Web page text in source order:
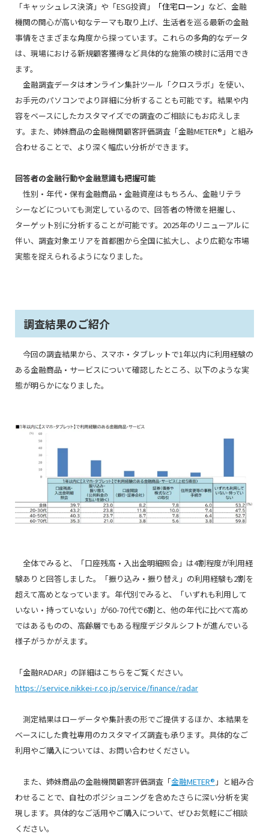
「キャッシュレス決済」や「ESG投資」
「住宅ローン」 など、金融
機関の関心が高い旬なテーマも取り上げ、生活者を巡る最新の金融
事情をさまざまな角度から探っています。これらの多角的なデータ
は、現場における新規顧客獲得など具体的な施策の検討に活用でき
ます。
金融調査データはオンライン集計ツール「クロスラボ」を使い、
お⼿元のパソコンでより詳細に分析することも可能です。結果や内
容をベースにしたカスタマイズでの調査のご相談にもお応えしま
す。また、姉妹商品の金融機関顧客評価調査「金融METER®」と組み
合わせることで、より深く幅広い分析ができます。
回答者の金融行動や金融意識も把握可能
性別・年代・保有金融商品・金融資産はもちろん、金融リテラ
シーなどについても測定しているので、回答者の特徴を把握し、
ターゲット別に分析することが可能です。2025年のリニューアルに
伴い、調査対象エリアを首都圏から全国に拡大し、より広範な市場
実態を捉えられるようになりました。
調査結果のご紹介
今回の調査結果から、スマホ・タブレットで1年以内に利用経験の
ある金融商品・サービスについて確認したところ、以下のような実
態が明らかになりました。
全体でみると、「口座残高・入出金明細照会」は4割程度が利用経
験ありと回答しました。「振り込み・振り替え」の利用経験も2割を
超えて高めとなっています。年代別でみると、「いずれも利用して
いない・持っていない」が60-70代で6割と、他の年代に比べて高め
ではあるものの、高齢層でもある程度デジタルシフトが進んでいる
様子がうかがえます。
「金融RADAR」の詳細はこちらをご覧ください。
https://service.nikkei-r.co.jp/service/finance/radar
測定結果はローデータや集計表の形でご提供するほか、本結果を
ベースにした貴社専用のカスタマイズ調査も承ります。具体的なご
利用やご購入については、お問い合わせください。
また、姉妹商品の金融機関顧客評価調査「金融METER® 」と組み合
わせることで、自社のポジショニングを含めたさらに深い分析を実
現します。具体的なご活用やご購入について、ぜひお気軽にご相談
ください。